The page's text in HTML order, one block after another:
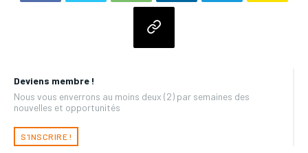
Deviens membre !
Nous vous enverrons au moins deux (2) par semaines des
nouvelles et opportunités
S'INSCRIRE !